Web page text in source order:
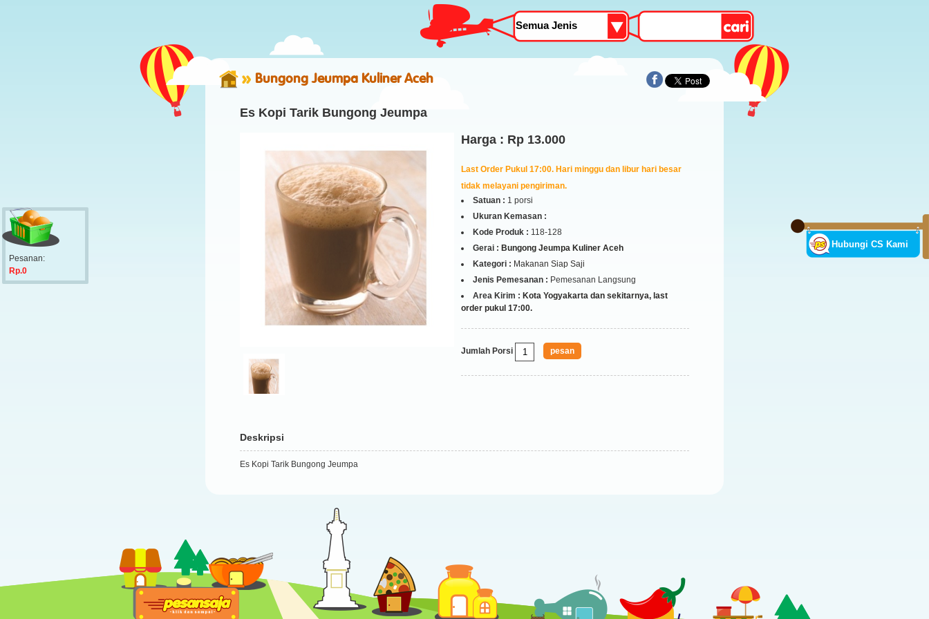
Hubungi CS Kami
Pesanan:
Rp.0
Bungong Jeumpa Kuliner Aceh
Es Kopi Tarik Bungong Jeumpa
Harga : Rp 13.000
Last Order Pukul 17:00. Hari minggu dan libur hari besar
tidak melayani pengiriman.
Satuan : 1 porsi
Ukuran Kemasan :
Kode Produk : 118-128
Gerai : Bungong Jeumpa Kuliner Aceh
Kategori : Makanan Siap Saji
Jenis Pemesanan : Pemesanan Langsung
Area Kirim : Kota Yogyakarta dan sekitarnya, last
order pukul 17:00.
Jumlah Porsi
Deskripsi
Es Kopi Tarik Bungong Jeumpa